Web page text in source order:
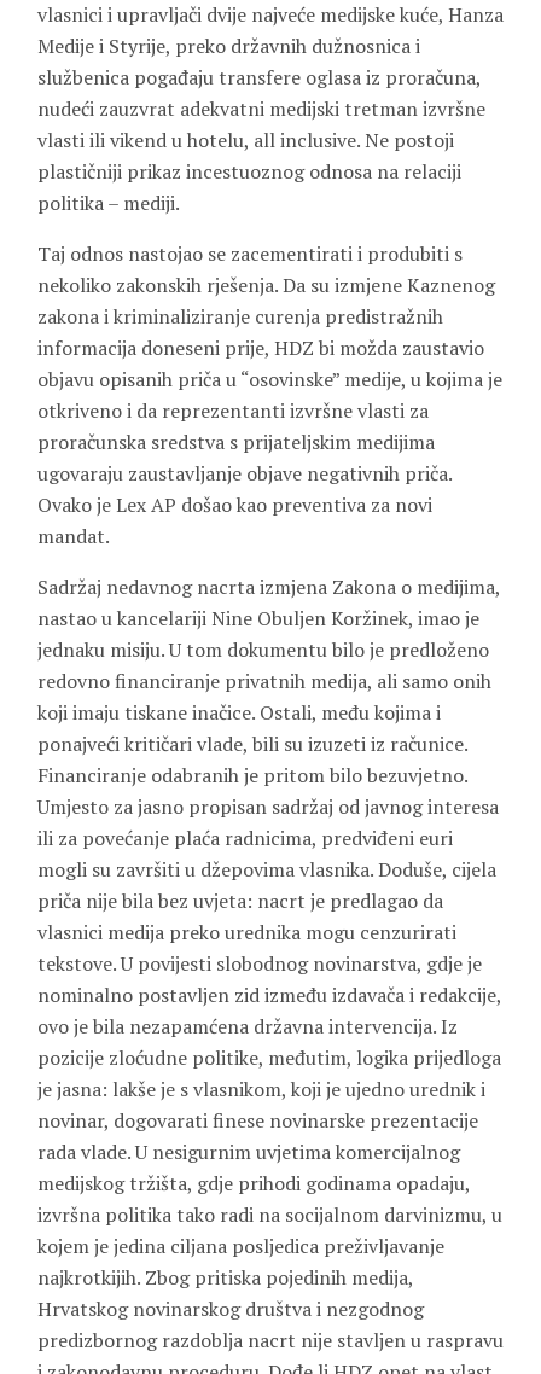
vlasnici i upravljači dvije najveće medijske kuće, Hanza
Medije i Styrije, preko državnih dužnosnica i
službenica pogađaju transfere oglasa iz proračuna,
nudeći zauzvrat adekvatni medijski tretman izvršne
vlasti ili vikend u hotelu, all inclusive. Ne postoji
plastičniji prikaz incestuoznog odnosa na relaciji
politika – mediji.
Taj odnos nastojao se zacementirati i produbiti s
nekoliko zakonskih rješenja. Da su izmjene Kaznenog
zakona i kriminaliziranje curenja predistražnih
informacija doneseni prije, HDZ bi možda zaustavio
objavu opisanih priča u “osovinske” medije, u kojima je
otkriveno i da reprezentanti izvršne vlasti za
proračunska sredstva s prijateljskim medijima
ugovaraju zaustavljanje objave negativnih priča.
Ovako je Lex AP došao kao preventiva za novi
mandat.
Sadržaj nedavnog nacrta izmjena Zakona o medijima,
nastao u kancelariji Nine Obuljen Koržinek, imao je
jednaku misiju. U tom dokumentu bilo je predloženo
redovno financiranje privatnih medija, ali samo onih
koji imaju tiskane inačice. Ostali, među kojima i
ponajveći kritičari vlade, bili su izuzeti iz računice.
Financiranje odabranih je pritom bilo bezuvjetno.
Umjesto za jasno propisan sadržaj od javnog interesa
ili za povećanje plaća radnicima, predviđeni euri
mogli su završiti u džepovima vlasnika. Doduše, cijela
priča nije bila bez uvjeta: nacrt je predlagao da
vlasnici medija preko urednika mogu cenzurirati
tekstove. U povijesti slobodnog novinarstva, gdje je
nominalno postavljen zid između izdavača i redakcije,
ovo je bila nezapamćena državna intervencija. Iz
pozicije zloćudne politike, međutim, logika prijedloga
je jasna: lakše je s vlasnikom, koji je ujedno urednik i
novinar, dogovarati finese novinarske prezentacije
rada vlade. U nesigurnim uvjetima komercijalnog
medijskog tržišta, gdje prihodi godinama opadaju,
izvršna politika tako radi na socijalnom darvinizmu, u
kojem je jedina ciljana posljedica preživljavanje
najkrotkijih. Zbog pritiska pojedinih medija,
Hrvatskog novinarskog društva i nezgodnog
predizbornog razdoblja nacrt nije stavljen u raspravu